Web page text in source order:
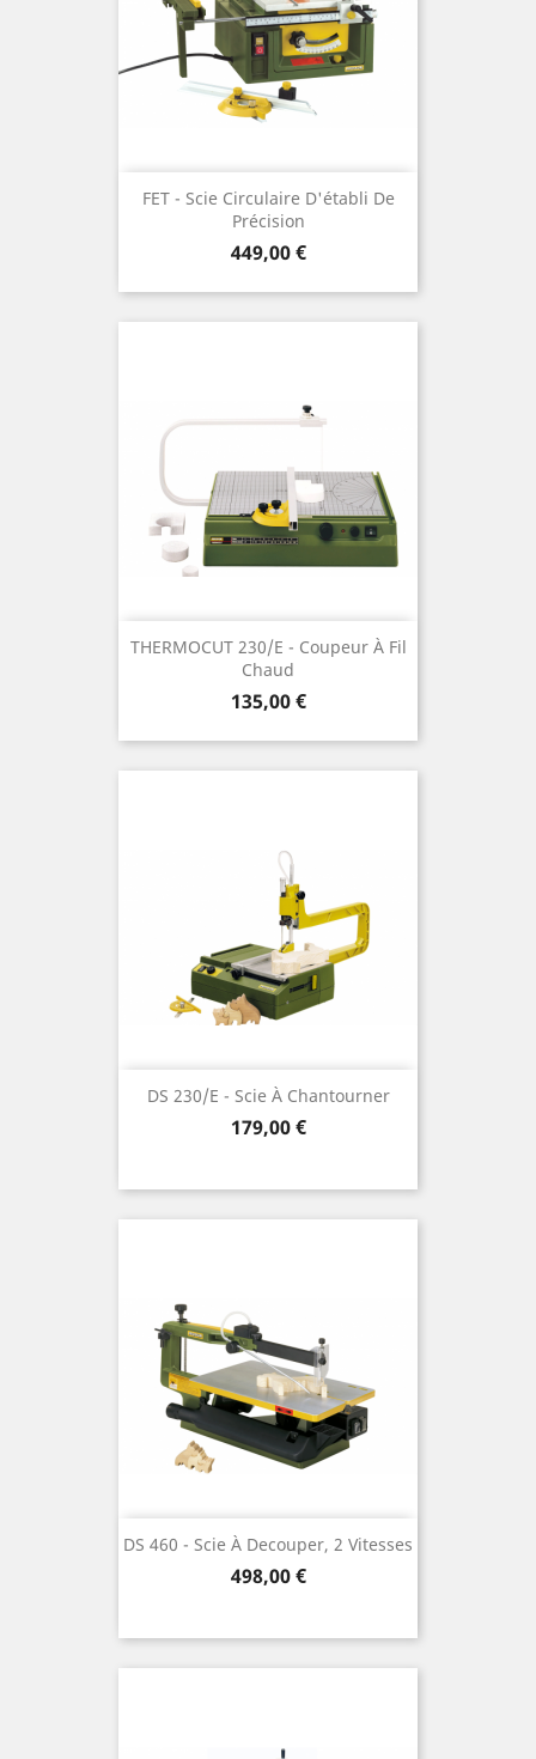
FET - Scie Circulaire D'établi De
Précision
Preis
449,00 €
THERMOCUT 230/E - Coupeur À Fil
Chaud
Preis
135,00 €
DS 230/E - Scie À Chantourner
Preis
179,00 €
DS 460 - Scie À Decouper, 2 Vitesses
Preis
498,00 €